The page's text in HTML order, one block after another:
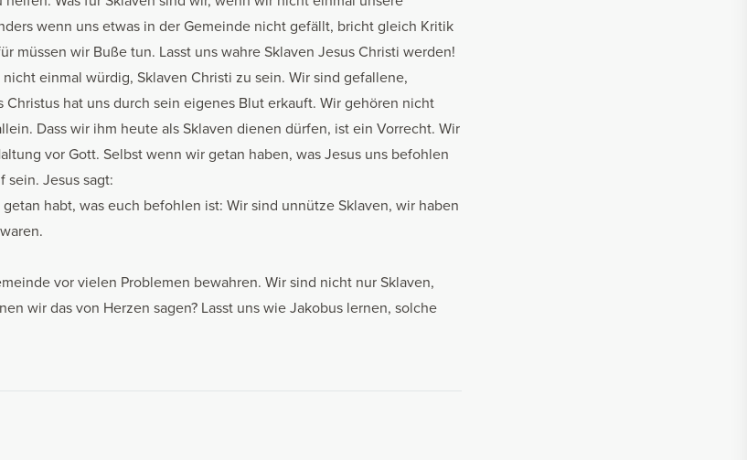
wenn uns etwas in der Gemeinde nicht gefällt, bricht gleich Kritik
müssen wir Buße tun. Lasst uns wahre Sklaven Jesus Christi werden!
einmal würdig, Sklaven Christi zu sein. Wir sind gefallene,
hat uns durch sein eigenes Blut erkauft. Wir gehören nicht
Dass wir ihm heute als Sklaven dienen dürfen, ist ein Vorrecht. Wir
vor Gott. Selbst wenn wir getan haben, was Jesus uns befohlen
sein. Jesus sagt:
habt, was euch befohlen ist: Wir sind unnütze Sklaven, wir haben
vor vielen Problemen bewahren. Wir sind nicht nur Sklaven,
wir das von Herzen sagen? Lasst uns wie Jakobus lernen, solche